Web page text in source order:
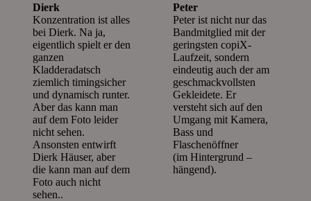
Dierk
Konzentration ist alles
bei Dierk. Na ja,
eigentlich spielt er den
ganzen
Kladderadatsch
ziemlich timingsicher
und dynamisch runter.
Aber das kann man
auf dem Foto leider
nicht sehen.
Ansonsten entwirft
Dierk Häuser, aber
die kann man auf dem
Foto auch nicht
sehen..
Peter
Peter ist nicht nur das
Bandmitglied mit der
geringsten copiX-
Laufzeit, sondern
eindeutig auch der am
geschmackvollsten
Gekleidete. Er
versteht sich auf den
Umgang mit Kamera,
Bass und
Flaschenöffner
(im Hintergrund –
hängend).